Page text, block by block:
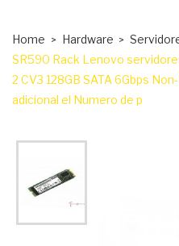
Home Hardware
SR590 Rack Lenovo
2 CV3 128GB SATA 6Gbps
adicional el Numero de p